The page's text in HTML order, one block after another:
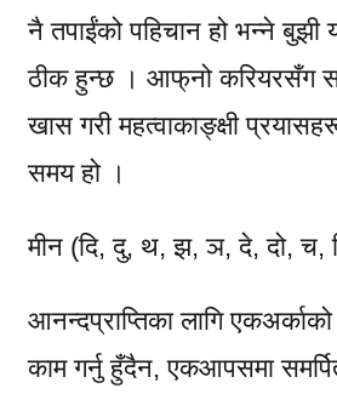
नै तपाईंको पहिचान हो भन्ने बुझी
ठीक हुन्छ । आफ्‌नो करियरसँग
खास गरी महत्वाकाङ्क्षी
समय हो ।
मीन (दि, दु, थ, झ, ञ, दे, दो, च,
आनन्दप्राप्तिका लागि
काम गर्नु हुँदैन, एकआपसमा